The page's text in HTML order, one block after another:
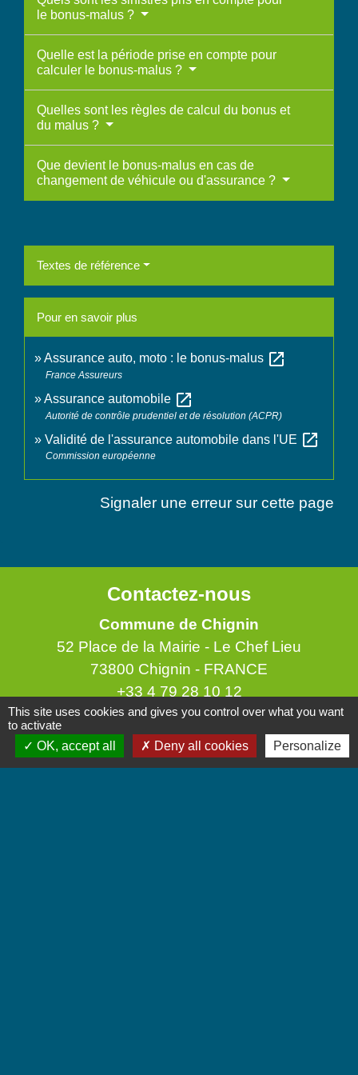
le bonus-malus ?
Quelle est la période prise en compte pour
calculer le bonus-malus ?
Quelles sont les règles de calcul du bonus et
du malus ?
Que devient le bonus-malus en cas de
changement de véhicule ou d'assurance ?
Textes de référence
Pour en savoir plus
Assurance auto, moto : le bonus-malus open_in_new
France Assureurs
Assurance automobile open_in_new
Autorité de contrôle prudentiel et de résolution (ACPR)
Validité de l'assurance automobile dans l'UE open_in_new
Commission européenne
Signaler une erreur sur cette page
Contactez-nous
Commune de Chignin
52 Place de la Mairie - Le Chef Lieu
73800 Chignin - FRANCE
+33 4 79 28 10 12
Contact par formulaire
Accueil du public
This site uses cookies and gives you control over what you want
to activate
OK, accept all
Deny all cookies Personalize